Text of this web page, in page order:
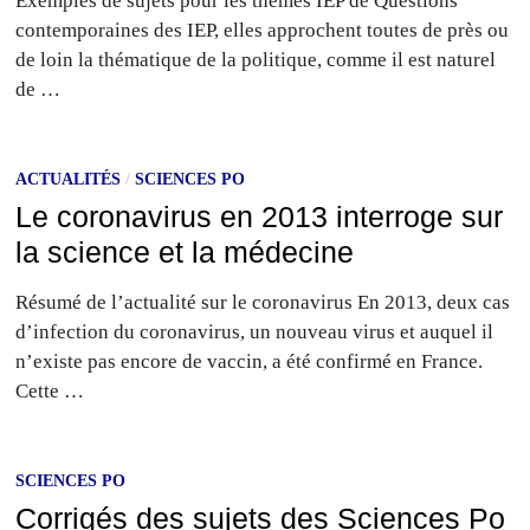
contemporaines des IEP, elles approchent toutes de près ou
de loin la thématique de la politique, comme il est naturel
de …
ACTUALITÉS /SCIENCES PO
Le coronavirus en 2013 interroge sur
la science et la médecine
Résumé de l’actualité sur le coronavirus En 2013, deux cas
d’infection du coronavirus, un nouveau virus et auquel il
n’existe pas encore de vaccin, a été confirmé en France.
Cette …
SCIENCES PO
Corrigés des sujets des Sciences Po